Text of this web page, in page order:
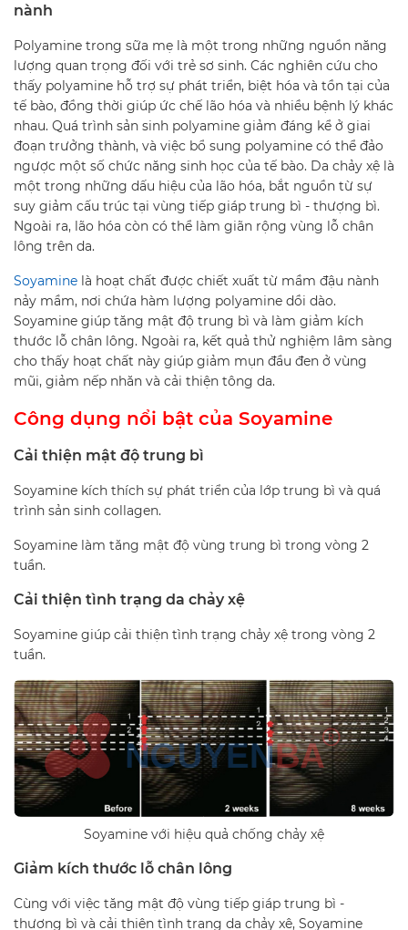
nành
Polyamine trong sữa mẹ là một trong những nguồn năng
lượng quan trọng đối với trẻ sơ sinh. Các nghiên cứu cho
thấy polyamine hỗ trợ sự phát triển, biệt hóa và tồn tại của
tế bào, đồng thời giúp ức chế lão hóa và nhiều bệnh lý khác
nhau. Quá trình sản sinh polyamine giảm đáng kể ở giai
đoạn trưởng thành, và việc bổ sung polyamine có thể đảo
ngược một số chức năng sinh học của tế bào. Da chảy xệ là
một trong những dấu hiệu của lão hóa, bắt nguồn từ sự
suy giảm cấu trúc tại vùng tiếp giáp trung bì - thượng bì.
Ngoài ra, lão hóa còn có thể làm giãn rộng vùng lỗ chân
lông trên da.
Soyamine là hoạt chất được chiết xuất từ mầm đậu nành
nảy mầm, nơi chứa hàm lượng polyamine dồi dào.
Soyamine giúp tăng mật độ trung bì và làm giảm kích
thước lỗ chân lông. Ngoài ra, kết quả thử nghiệm lâm sàng
cho thấy hoạt chất này giúp giảm mụn đầu đen ở vùng
mũi, giảm nếp nhăn và cải thiện tông da.
Công dụng nổi bật của Soyamine
Cải thiện mật độ trung bì
Soyamine kích thích sự phát triển của lớp trung bì và quá
trình sản sinh collagen.
Soyamine làm tăng mật độ vùng trung bì trong vòng 2
tuần.
Cải thiện tình trạng da chảy xệ
Soyamine giúp cải thiện tình trạng chảy xệ trong vòng 2
tuần.
Soyamine với hiệu quả chống chảy xệ
Giảm kích thước lỗ chân lông
Cùng với việc tăng mật độ vùng tiếp giáp trung bì -
thượng bì và cải thiện tình trạng da chảy xệ, Soyamine